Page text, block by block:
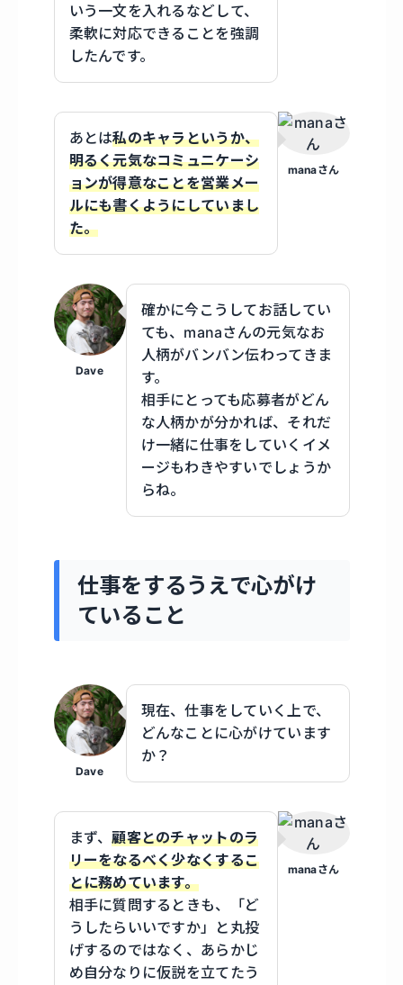
いう一文を入れるなどして、
柔軟に対応できることを強調
したんです。
manaさん
あとは私のキャラというか、
明るく元気なコミュニケーシ
ョンが得意なことを営業メー
ルにも書くようにしていまし
た。
Dave
確かに今こうしてお話してい
ても、manaさんの元気なお
人柄がバンバン伝わってきま
す。
相手にとっても応募者がどん
な人柄かが分かれば、それだ
け一緒に仕事をしていくイメ
ージもわきやすいでしょうか
らね。
仕事をするうえで心がけ
ていること
Dave
現在、仕事をしていく上で、
どんなことに心がけています
か？
manaさん
まず、顧客とのチャットのラ
リーをなるべく少なくするこ
とに務めています。
相手に質問するときも、「ど
うしたらいいですか」と丸投
げするのではなく、あらかじ
め自分なりに仮説を立てたう